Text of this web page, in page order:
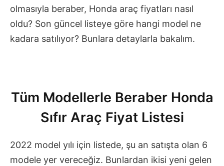
olmasıyla beraber, Honda araç fiyatları nasıl
oldu? Son güncel listeye göre hangi model ne
kadara satılıyor? Bunlara detaylarla bakalım.
Tüm Modellerle Beraber Honda
Sıfır Araç Fiyat Listesi
2022 model yılı için listede, şu an satışta olan 6
modele yer vereceğiz. Bunlardan ikisi yeni gelen